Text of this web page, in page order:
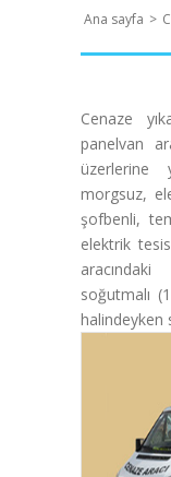
Ana sayfa >
Cenaze
panelvan
üzerlerine
morgsuz,
şofbenli,
elektrik
soğutmalı
halindeyken